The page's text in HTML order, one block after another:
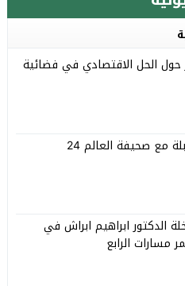
حول الحل الاقتصادي في فضائية
مع صحيفة العالم 24
الدكتور ابراهيم ابراش في
مسارات الرابع